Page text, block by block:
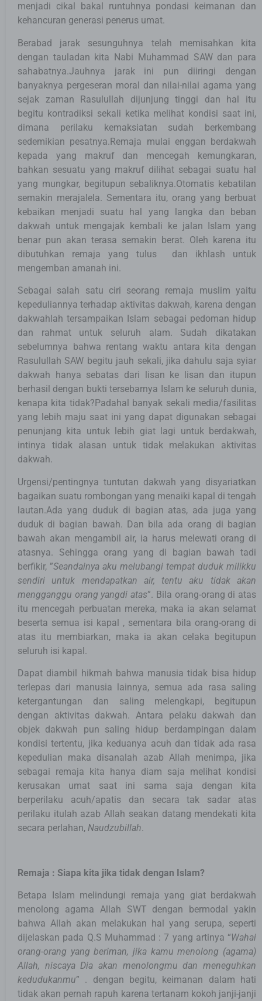
menjadi cikal bakal runtuhnya pondasi keimanan dan
kehancuran generasi penerus umat.
Berabad jarak sesunguhnya telah memisahkan kita
dengan tauladan kita Nabi Muhammad SAW dan para
sahabatnya.Jauhnya jarak ini pun diiringi dengan
banyaknya pergeseran moral dan nilai-nilai agama yang
sejak zaman Rasulullah dijunjung tinggi dan hal itu
begitu kontradiksi sekali ketika melihat kondisi saat ini,
dimana perilaku kemaksiatan sudah berkembang
sedemikian pesatnya.Remaja mulai enggan berdakwah
kepada yang makruf dan mencegah kemungkaran,
bahkan sesuatu yang makruf dilihat sebagai suatu hal
yang mungkar, begitupun sebaliknya.Otomatis kebatilan
semakin merajalela. Sementara itu, orang yang berbuat
kebaikan menjadi suatu hal yang langka dan beban
dakwah untuk mengajak kembali ke jalan Islam yang
benar pun akan terasa semakin berat. Oleh karena itu
dibutuhkan remaja yang tulus dan ikhlash untuk
mengemban amanah ini.
Sebagai salah satu ciri seorang remaja muslim yaitu
kepeduliannya terhadap aktivitas dakwah, karena dengan
dakwahlah tersampaikan Islam sebagai pedoman hidup
dan rahmat untuk seluruh alam. Sudah dikatakan
sebelumnya bahwa rentang waktu antara kita dengan
Rasulullah SAW begitu jauh sekali, jika dahulu saja syiar
dakwah hanya sebatas dari lisan ke lisan dan itupun
berhasil dengan bukti tersebarnya Islam ke seluruh dunia,
kenapa kita tidak?Padahal banyak sekali media/fasilitas
yang lebih maju saat ini yang dapat digunakan sebagai
penunjang kita untuk lebih giat lagi untuk berdakwah,
intinya tidak alasan untuk tidak melakukan aktivitas
dakwah.
Urgensi/pentingnya tuntutan dakwah yang disyariatkan
bagaikan suatu rombongan yang menaiki kapal di tengah
lautan.Ada yang duduk di bagian atas, ada juga yang
duduk di bagian bawah. Dan bila ada orang di bagian
bawah akan mengambil air, ia harus melewati orang di
atasnya. Sehingga orang yang di bagian bawah tadi
berfikir, ”Seandainya aku melubangi tempat duduk milikku
sendiri untuk mendapatkan air, tentu aku tidak akan
mengganggu orang yangdi atas”. Bila orang-orang di atas
itu mencegah perbuatan mereka, maka ia akan selamat
beserta semua isi kapal , sementara bila orang-orang di
atas itu membiarkan, maka ia akan celaka begitupun
seluruh isi kapal.
Dapat diambil hikmah bahwa manusia tidak bisa hidup
terlepas dari manusia lainnya, semua ada rasa saling
ketergantungan dan saling melengkapi, begitupun
dengan aktivitas dakwah. Antara pelaku dakwah dan
objek dakwah pun saling hidup berdampingan dalam
kondisi tertentu, jika keduanya acuh dan tidak ada rasa
kepedulian maka disanalah azab Allah menimpa, jika
sebagai remaja kita hanya diam saja melihat kondisi
kerusakan umat saat ini sama saja dengan kita
berperilaku acuh/apatis dan secara tak sadar atas
perilaku itulah azab Allah seakan datang mendekati kita
secara perlahan, Naudzubillah.
Remaja : Siapa kita jika tidak dengan Islam?
Betapa Islam melindungi remaja yang giat berdakwah
menolong agama Allah SWT dengan bermodal yakin
bahwa Allah akan melakukan hal yang serupa, seperti
dijelaskan pada Q.S Muhammad : 7 yang artinya “Wahai
orang-orang yang beriman, jika kamu menolong (agama)
Allah, niscaya Dia akan menolongmu dan meneguhkan
kedudukanmu” . dengan begitu, keimanan dalam hati
tidak akan pernah rapuh karena tertanam kokoh janji-janji